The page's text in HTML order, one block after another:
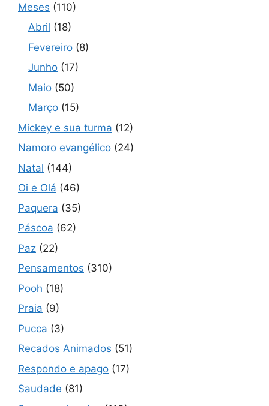
Meses (110)
Abril (18)
Fevereiro (8)
Junho (17)
Maio (50)
Março (15)
Mickey e sua turma (12)
Namoro evangélico (24)
Natal (144)
Oi e Olá (46)
Paquera (35)
Páscoa (62)
Paz (22)
Pensamentos (310)
Pooh (18)
Praia (9)
Pucca (3)
Recados Animados (51)
Respondo e apago (17)
Saudade (81)